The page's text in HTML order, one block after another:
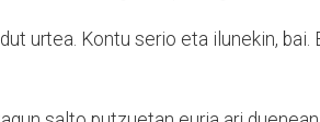
urtea. Kontu serio eta ilunekin, bai.